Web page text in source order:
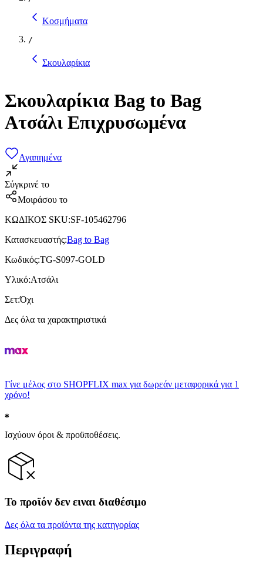
Κοσμήματα
/
Σκουλαρίκια
Σκουλαρίκια Bag to Bag
Ατσάλι Επιχρυσωμένα
Αγαπημένα
Σύγκρινέ το
Μοιράσου το
ΚΩΔΙΚΟΣ SKU:SF-105462796
Κατασκευαστής:Bag to Bag
Κωδικός:TG-S097-GOLD
Υλικό:Ατσάλι
Σετ:Όχι
Δες όλα τα χαρακτηριστικά
Γίνε μέλος στο SHOPFLIX max για δωρεάν μεταφορικά για 1
χρόνο!
Ισχύουν όροι & προϋποθέσεις.
Το προϊόν δεν ειναι διαθέσιμο
Δες όλα τα προϊόντα της κατηγορίας
Περιγραφή